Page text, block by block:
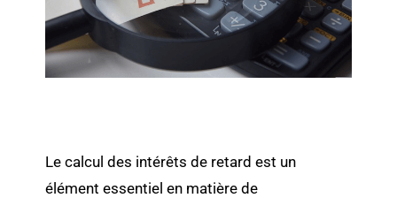
Le calcul des intérêts de retard est un
élément essentiel en matière de